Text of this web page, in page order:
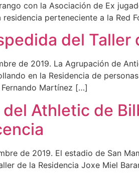
con la Asociación de Ex
residencia perteneciente a la Red
del Taller
de 2019. La Agrupación de
en la Residencia de
Martínez […]
Athletic de
de 2019. El estadio de San
de la Residencia Joxe Miel